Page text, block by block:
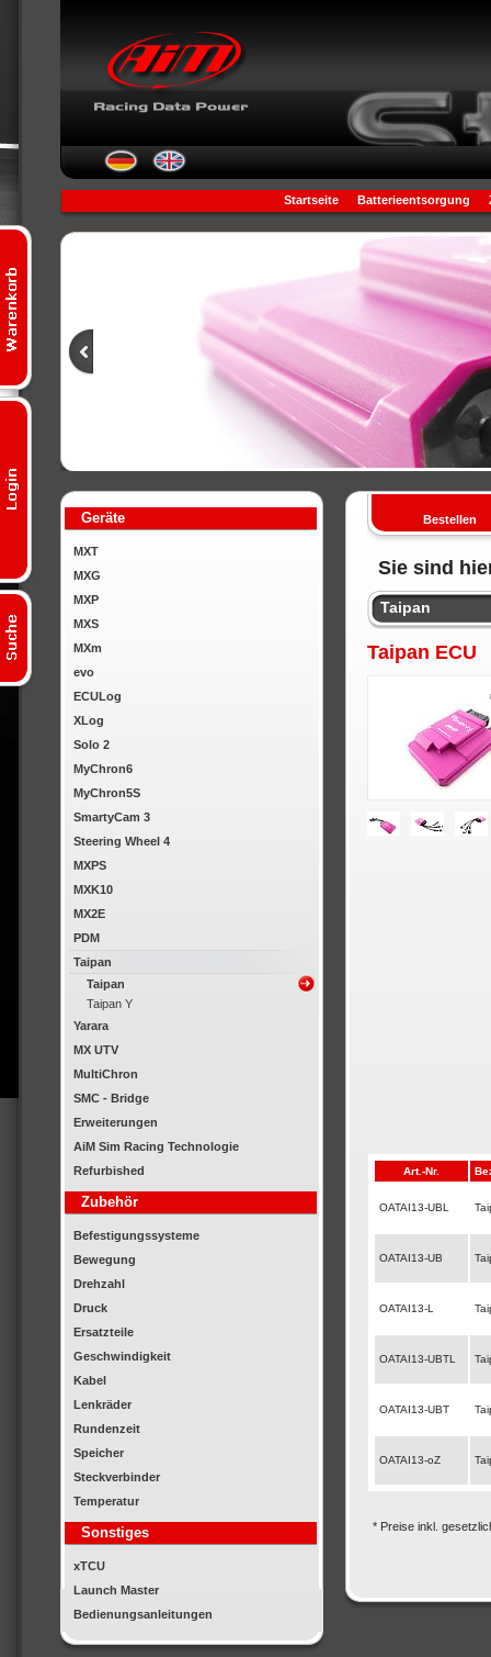
Startseite Batterieentsorgung
Geräte
MXT
MXG
MXP
MXS
MXm
evo
ECULog
XLog
Solo 2
MyChron6
MyChron5S
SmartyCam 3
Steering Wheel 4
MXPS
MXK10
MX2E
PDM
Taipan
Taipan
Taipan Y
Yarara
MX UTV
MultiChron
SMC - Bridge
Erweiterungen
AiM Sim Racing Technologie
Refurbished
Zubehör
Befestigungssysteme
Bewegung
Drehzahl
Druck
Ersatzteile
Geschwindigkeit
Kabel
Lenkräder
Rundenzeit
Speicher
Steckverbinder
Temperatur
Sonstiges
xTCU
Launch Master
Bedienungsanleitungen
Bestellen
Sie sind
Taipan
Taipan ECU
Art.-Nr.
OATAI13-UBL
OATAI13-UB
OATAI13-L
OATAI13-UBTL
OATAI13-UBT
OATAI13-oZ
* Preise inkl.